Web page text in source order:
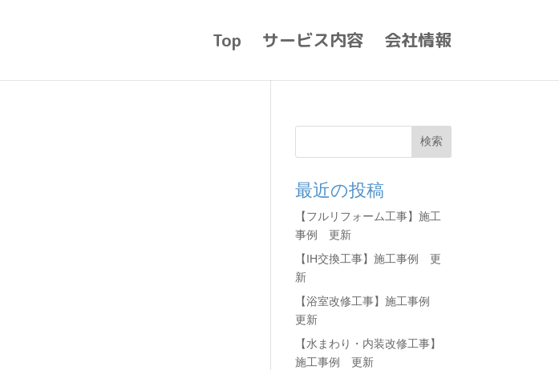
Top サービス内容 会社情報
検索
最近の投稿
【フルリフォーム工事】施工
事例 更新
【IH交換工事】施工事例 更
新
【浴室改修工事】施工事例
更新
【水まわり・内装改修工事】
施工事例 更新